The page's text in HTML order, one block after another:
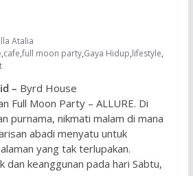
Atalia
,cafe,full moon party,Gaya Hidup,lifestyle,
– Byrd House
Full Moon Party – ALLURE. Di
purnama, nikmati malam di mana
abadi menyatu untuk
yang tak terlupakan.
dan keanggunan pada hari Sabtu,